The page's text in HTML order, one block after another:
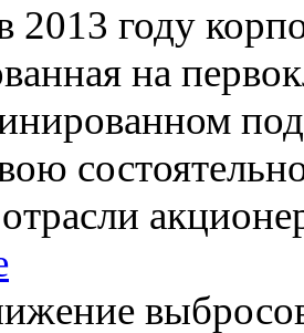
2013 году
на